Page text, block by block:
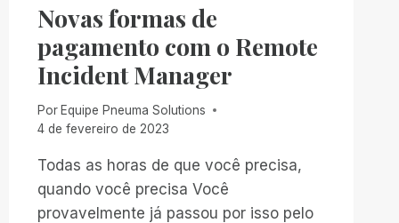
Novas formas de
pagamento com o Remote
Incident Manager
Por Equipe Pneuma Solutions
4 de fevereiro de 2023
Todas as horas de que você precisa,
quando você precisa Você
provavelmente já passou por isso pelo